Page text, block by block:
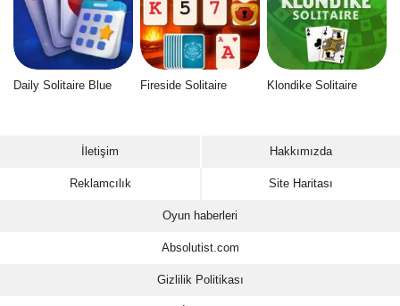
Daily Solitaire Blue Fireside Solitaire Klondike Solitaire
İletişim Hakkımızda
Reklamcılık Site Haritası
Oyun haberleri
Absolutist.com
Gizlilik Politikası